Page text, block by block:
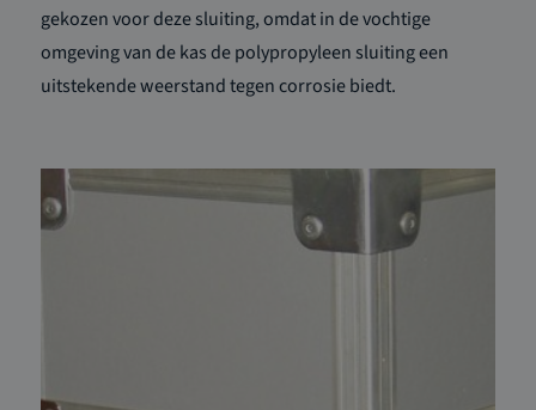
gekozen voor deze sluiting, omdat in de vochtige
omgeving van de kas de polypropyleen sluiting een
uitstekende weerstand tegen corrosie biedt.